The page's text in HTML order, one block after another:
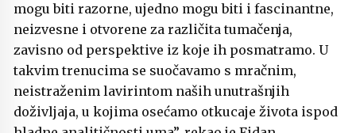
mogu biti razorne, ujedno mogu biti i fascinantne,
neizvesne i otvorene za različita tumačenja,
zavisno od perspektive iz koje ih posmatramo. U
takvim trenucima se suočavamo s mračnim,
neistraženim lavirintom naših unutrašnjih
doživljaja, u kojima osećamo otkucaje života ispod